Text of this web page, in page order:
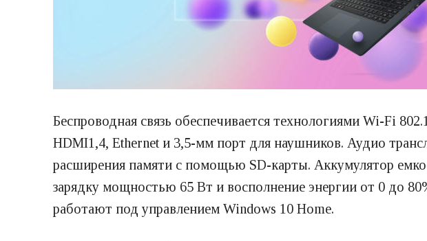
Беспроводная связь обеспечивается технологиями Wi-Fi
HDMI1,4, Ethernet и 3,5-мм порт для наушников. Аудио
расширения памяти с помощью SD-карты. Аккумулятор
зарядку мощностью 65 Вт и восполнение энергии от 0 до
работают под управлением Windows 10 Home.